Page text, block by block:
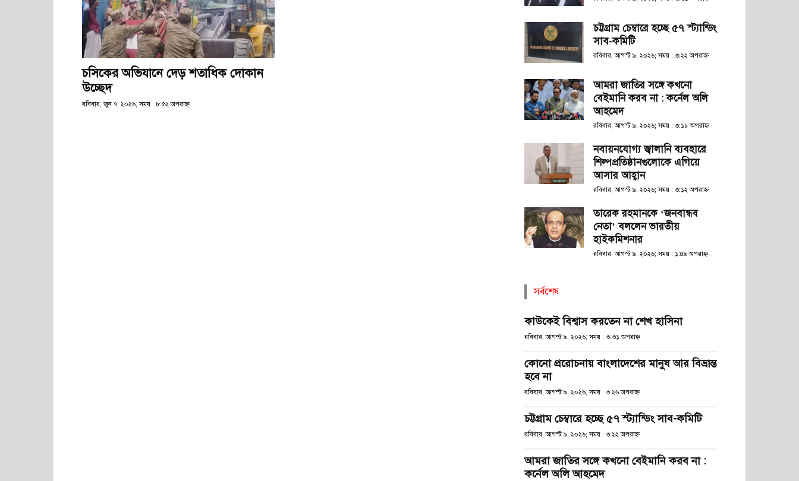
চসিকের অভিযানে দেড় শতাধিক দোকান
উচ্ছেদ
রবিবার, জুন ৭, ২০২৬; সময় : ৮:৫২ অপরাহ্ণ
চট্টগ্রাম চেম্বারে হচ্ছে ৫৭ স্ট্যান্ডিং
সাব-কমিটি
রবিবার, আগস্ট ৯, ২০২৬; সময় : ৩:২২ অপরাহ্ণ
আমরা জাতির সঙ্গে কখনো
বেইমানি করব না : কর্নেল অলি
আহমেদ
রবিবার, আগস্ট ৯, ২০২৬; সময় : ৩:১৮ অপরাহ্ণ
নবায়নযোগ্য জ্বালানি ব্যবহারে
শিল্পপ্রতিষ্ঠানগুলোকে এগিয়ে
আসার আহ্বান
রবিবার, আগস্ট ৯, ২০২৬; সময় : ৩:১২ অপরাহ্ণ
তারেক রহমানকে ‘জনবান্ধব
নেতা’ বললেন ভারতীয়
হাইকমিশনার
রবিবার, আগস্ট ৯, ২০২৬; সময় : ১:৪৯ অপরাহ্ণ
সর্বশেষ
কাউকেই বিশ্বাস করতেন না শেখ হাসিনা
রবিবার, আগস্ট ৯, ২০২৬; সময় : ৩:৩১ অপরাহ্ণ
কোনো প্ররোচনায় বাংলাদেশের মানুষ আর বিভ্রান্ত
হবে না
রবিবার, আগস্ট ৯, ২০২৬; সময় : ৩:২৬ অপরাহ্ণ
চট্টগ্রাম চেম্বারে হচ্ছে ৫৭ স্ট্যান্ডিং সাব-কমিটি
রবিবার, আগস্ট ৯, ২০২৬; সময় : ৩:২২ অপরাহ্ণ
আমরা জাতির সঙ্গে কখনো বেইমানি করব না :
কর্নেল অলি আহমেদ